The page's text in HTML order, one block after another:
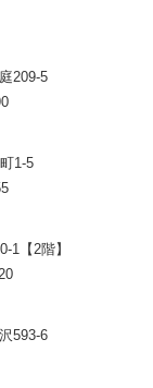
209-5
1-5
1【2階】
593-6